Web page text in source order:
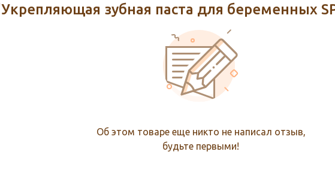
зубная паста для беременных
Об этом товаре еще никто не написал отзыв,
будьте первыми!